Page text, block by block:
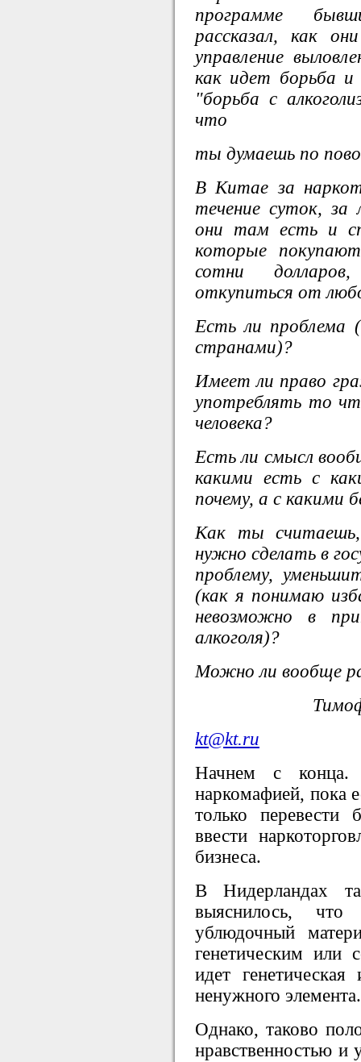
программе
рассказал, как
управление
как идет борьба и
"борьба с
что
ты думаешь по
В Китае за
течение суток,
они там есть и
которые
сотни
откупиться от
Есть ли проблема
странами)?
Имеет ли право
употреблять то
человека?
Есть ли смысл
какими есть с
почему, а с какими
Как ты
нужно сделать в
проблему,
(как я понимаю
невозможно в
алкоголя)?
Можно ли вообще
kt@kt.ru
Начнем с конца.
наркомафией, пока
только
ввести
бизнеса.
В Нидерландах
выяснилось,
ублюдочный
генетическим или
идет
ненужного элемента.
Однако, таково
нравственностью и